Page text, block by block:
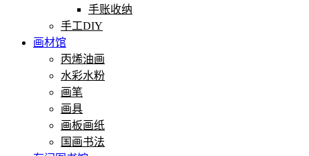
手账收纳
手工DIY
画材馆
丙烯油画
水彩水粉
画笔
画具
画板画纸
国画书法